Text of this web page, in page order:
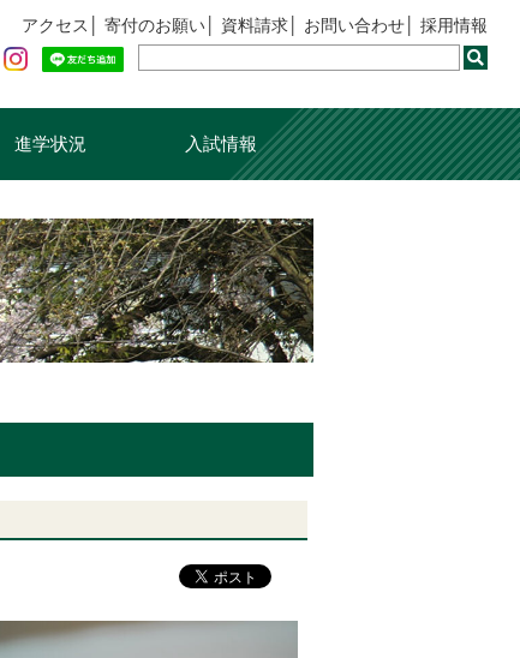
アクセス 寄付のお願い 資料請求 お問い合わせ 採用情報
進学状況 入試情報